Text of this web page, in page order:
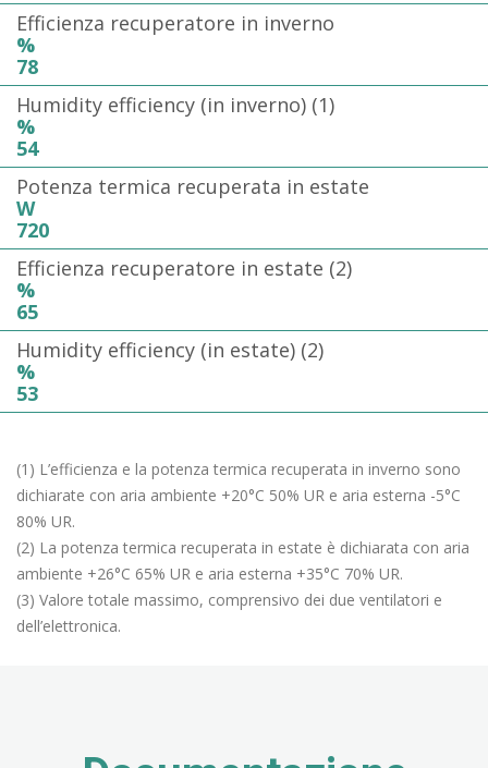
Efficienza recuperatore in inverno
%
78
Humidity efficiency (in inverno) (1)
%
54
Potenza termica recuperata in estate
W
720
Efficienza recuperatore in estate (2)
%
65
Humidity efficiency (in estate) (2)
%
53
(1) L’efficienza e la potenza termica recuperata in inverno sono
dichiarate con aria ambiente +20°C 50% UR e aria esterna -5°C
80% UR.
(2) La potenza termica recuperata in estate è dichiarata con aria
ambiente +26°C 65% UR e aria esterna +35°C 70% UR.
(3) Valore totale massimo, comprensivo dei due ventilatori e
dell’elettronica.